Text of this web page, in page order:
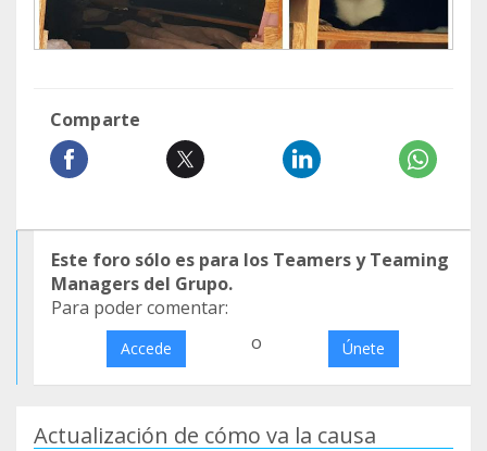
Comparte
Este foro sólo es para los Teamers y Teaming
Managers del Grupo.
Para poder comentar:
Accede o Únete
Actualización de cómo va la causa